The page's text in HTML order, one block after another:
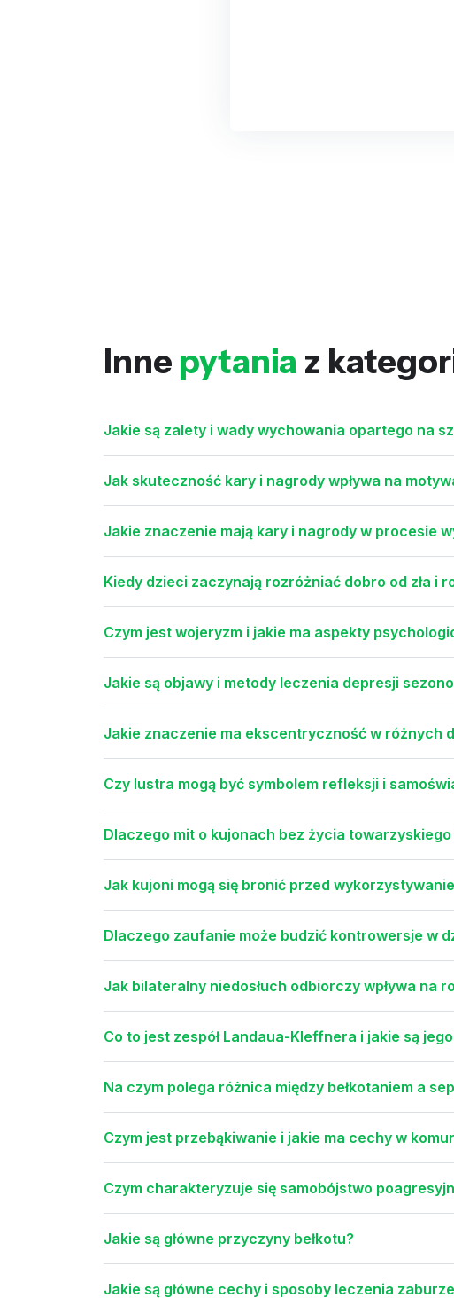
Inne pytania z
Jakie są zalety i wady wychowania opartego na
Jak skuteczność kary i nagrody wpływa na
Jakie znaczenie mają kary i nagrody w procesie
Kiedy dzieci zaczynają rozróżniać dobro od zła i
Czym jest wojeryzm i jakie ma aspekty
Jakie są objawy i metody leczenia depresji
Jakie znaczenie ma ekscentryczność w różnych
Czy lustra mogą być symbolem refleksji i
Dlaczego mit o kujonach bez życia
Jak kujoni mogą się bronić przed
Dlaczego zaufanie może budzić kontrowersje w
Jak bilateralny niedosłuch odbiorczy wpływa na
Co to jest zespół Landaua-Kleffnera i jakie są
Na czym polega różnica między bełkotaniem a
Czym jest przebąkiwanie i jakie ma cechy w
Czym charakteryzuje się samobójstwo
Jakie są główne przyczyny bełkotu?
Jakie są główne cechy i sposoby leczenia